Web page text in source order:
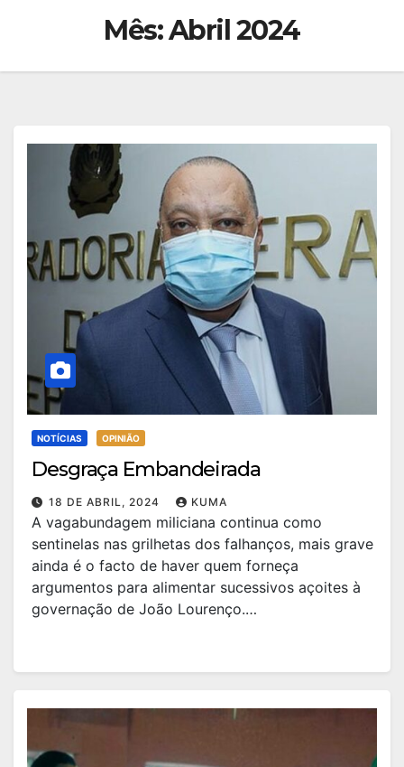
Mês:Abril 2024
NOTÍCIAS OPINIÃO
Desgraça Embandeirada
18 DE ABRIL, 2024 KUMA
A vagabundagem miliciana continua como
sentinelas nas grilhetas dos falhanços, mais grave
ainda é o facto de haver quem forneça
argumentos para alimentar sucessivos açoites à
governação de João Lourenço.…